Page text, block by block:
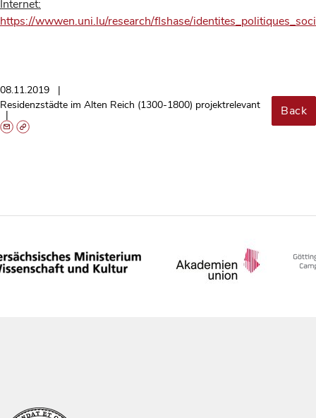
Internet:
https://wwwen.uni.lu/research/flshase/
08.11.2019
Residenzstädte im Alten Reich (1300-1800) projektrelevant
Back